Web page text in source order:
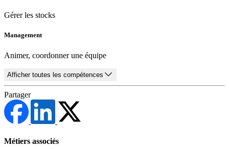
Gérer les stocks
Management
Animer, coordonner une équipe
Afficher toutes les compétences
Partager
Métiers associés